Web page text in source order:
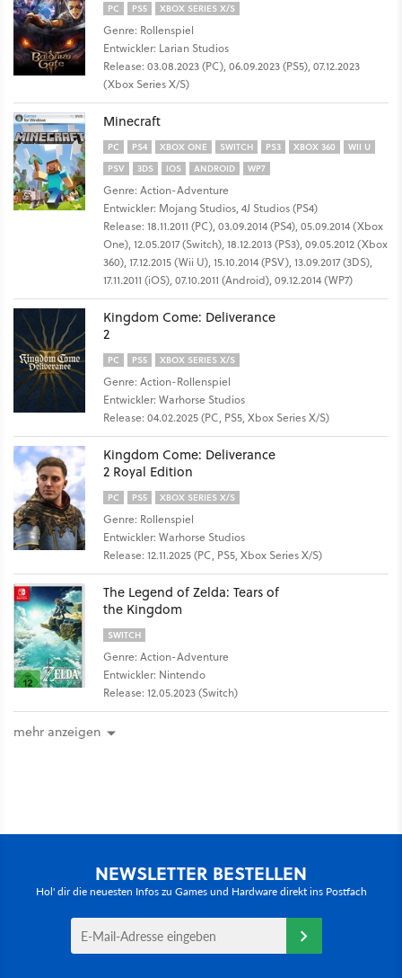
PC PS5 XBOX SERIES X/S
Genre: Rollenspiel
Entwickler: Larian Studios
Release: 03.08.2023 (PC), 06.09.2023 (PS5), 07.12.2023
(Xbox Series X/S)
Minecraft
PC PS4 XBOX ONE SWITCH PS3 XBOX 360
WII U
PSV
3DS IOS ANDROID WP7
Genre: Action-Adventure
Entwickler: Mojang Studios, 4J Studios (PS4)
Release: 18.11.2011 (PC), 03.09.2014 (PS4), 05.09.2014 (Xbox
One), 12.05.2017 (Switch), 18.12.2013 (PS3), 09.05.2012 (Xbox
360), 17.12.2015 (Wii U), 15.10.2014 (PSV), 13.09.2017 (3DS),
17.11.2011 (iOS), 07.10.2011 (Android), 09.12.2014 (WP7)
Kingdom Come: Deliverance
2
PC PS5 XBOX SERIES X/S
Genre: Action-Rollenspiel
Entwickler: Warhorse Studios
Release: 04.02.2025 (PC, PS5, Xbox Series X/S)
Kingdom Come: Deliverance
2 Royal Edition
PC PS5 XBOX SERIES X/S
Genre: Rollenspiel
Entwickler: Warhorse Studios
Release: 12.11.2025 (PC, PS5, Xbox Series X/S)
The Legend of Zelda: Tears of
the Kingdom
SWITCH
Genre: Action-Adventure
Entwickler: Nintendo
Release: 12.05.2023 (Switch)
mehr anzeigen
NEWSLETTER BESTELLEN
Hol' dir die neuesten Infos zu Games und Hardware direkt ins Postfach